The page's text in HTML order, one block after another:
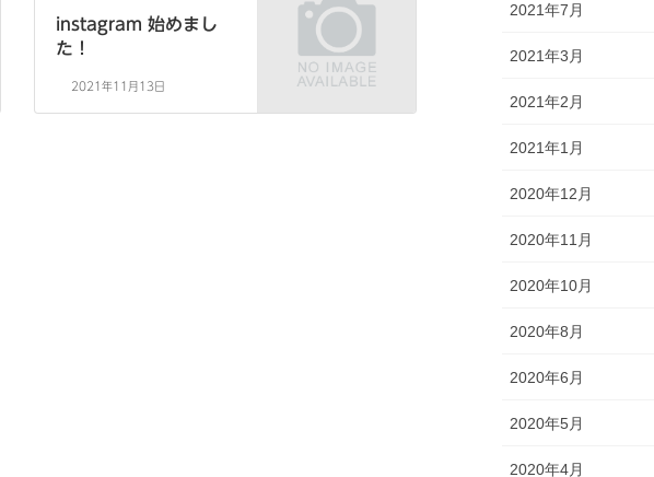
instagram 始めまし
た！
2021年11月13日
2021年7月
2021年3月
2021年2月
2021年1月
2020年12月
2020年11月
2020年10月
2020年8月
2020年6月
2020年5月
2020年4月